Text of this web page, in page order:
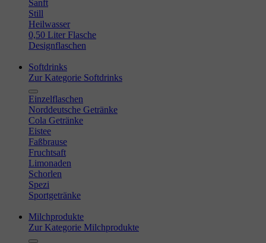
Sanft
Still
Heilwasser
0,50 Liter Flasche
Designflaschen
Softdrinks
Zur Kategorie Softdrinks
Einzelflaschen
Norddeutsche Getränke
Cola Getränke
Eistee
Faßbrause
Fruchtsaft
Limonaden
Schorlen
Spezi
Sportgetränke
Milchprodukte
Zur Kategorie Milchprodukte